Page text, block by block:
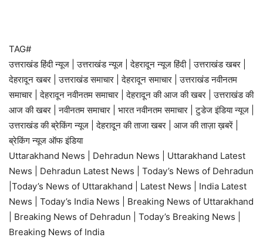
TAG#
उत्तराखंड हिंदी न्यूज | उत्तराखंड न्यूज | देहरादून न्यूज हिंदी | उत्तराखंड खबर |
देहरादून खबर | उत्तराखंड समाचार | देहरादून समाचार | उत्तराखंड नवीनतम
समाचार | देहरादून नवीनतम समाचार | देहरादून की आज की खबर | उत्तराखंड की
आज की खबर | नवीनतम समाचार | भारत नवीनतम समाचार | टुडेज इंडिया न्यूज |
उत्तराखंड की ब्रेकिंग न्यूज | देहरादून की ताजा खबर | आज की ताज़ा ख़बरें |
ब्रेकिंग न्यूज ऑफ इंडिया
Uttarakhand News | Dehradun News | Uttarakhand Latest
News | Dehradun Latest News | Today’s News of Dehradun
|Today’s News of Uttarakhand | Latest News | India Latest
News | Today’s India News | Breaking News of Uttarakhand
| Breaking News of Dehradun | Today’s Breaking News |
Breaking News of India